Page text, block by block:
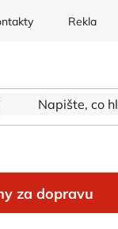
Reklamace
za dopravu